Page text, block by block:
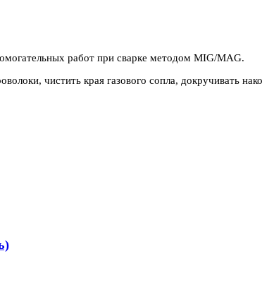
работ при сварке методом MIG/MAG.
чистить края газового сопла, докручивать